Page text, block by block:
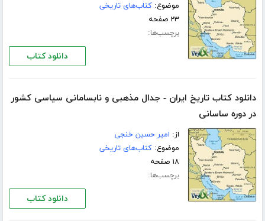
موضوع:کتاب‌های تاریخی
۲۳ صفحه
برچسب‌ها:
دانلود کتاب
دانلود کتاب تاریخ ایران - جدال مذهبی و نابسامانی سیاسی کشور
در دوره ساسانی
از: امیر حسین خنجی
موضوع:کتاب‌های تاریخی
۱۸ صفحه
برچسب‌ها:
دانلود کتاب